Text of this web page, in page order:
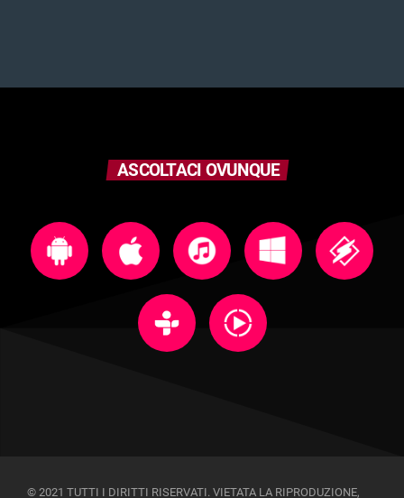
ASCOLTACI OVUNQUE
© 2021 TUTTI I DIRITTI RISERVATI. VIETATA LA RIPRODUZIONE,